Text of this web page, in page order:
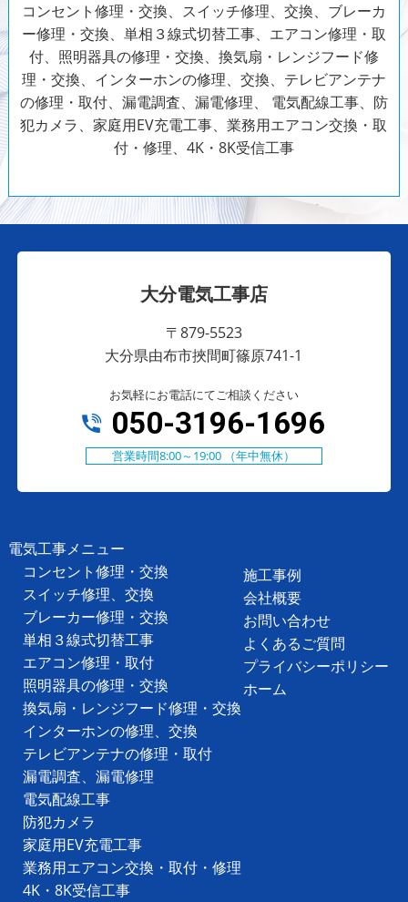
コンセント修理・交換、スイッチ修理、交換、ブレーカ
ー修理・交換、単相３線式切替工事、エアコン修理・取
付、照明器具の修理・交換、換気扇・レンジフード修
理・交換、インターホンの修理、交換、テレビアンテナ
の修理・取付、漏電調査、漏電修理、 電気配線工事、防
犯カメラ、家庭用EV充電工事、業務用エアコン交換・取
付・修理、4K・8K受信工事
大分電気工事店
〒879-5523
大分県由布市挾間町篠原741-1
お気軽にお電話にてご相談ください
050-3196-1696
営業時間8:00～19:00 （年中無休）
電気工事メニュー
コンセント修理・交換
スイッチ修理、交換
ブレーカー修理・交換
単相３線式切替工事
エアコン修理・取付
照明器具の修理・交換
換気扇・レンジフード修理・交換
インターホンの修理、交換
テレビアンテナの修理・取付
漏電調査、漏電修理
電気配線工事
防犯カメラ
家庭用EV充電工事
業務用エアコン交換・取付・修理
4K・8K受信工事
施工事例
会社概要
お問い合わせ
よくあるご質問
プライバシーポリシー
ホーム